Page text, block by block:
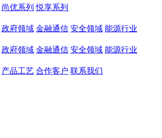
尚优系列 悦享系列
政府领域 金融通信 安全领域 能源行业
政府领域 金融通信 安全领域 能源行业
产品工艺 合作客户 联系我们